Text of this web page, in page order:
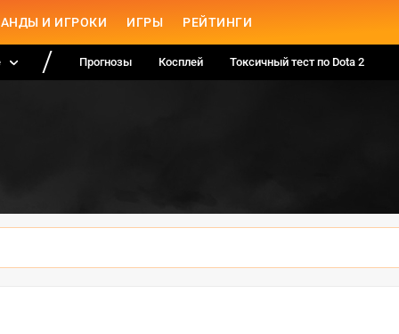
И ИГРОКИ ИГРЫ РЕЙТИНГИ
Прогнозы Косплей Токсичный тест по Dota 2